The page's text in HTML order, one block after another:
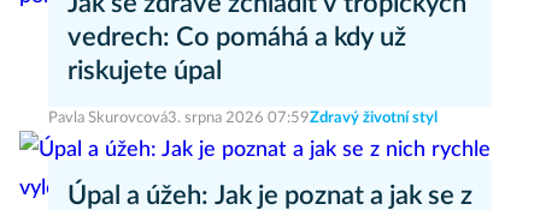
vedrech: Co pomáhá a kdy už
riskujete úpal
Pavla Skurovcová3. srpna 2026 07:59Zdravý životní styl
Úpal a úžeh: Jak je poznat a jak se z